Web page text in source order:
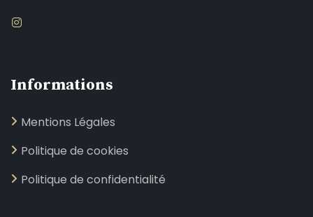
Informations
Mentions Légales
Politique de cookies
Politique de confidentialité